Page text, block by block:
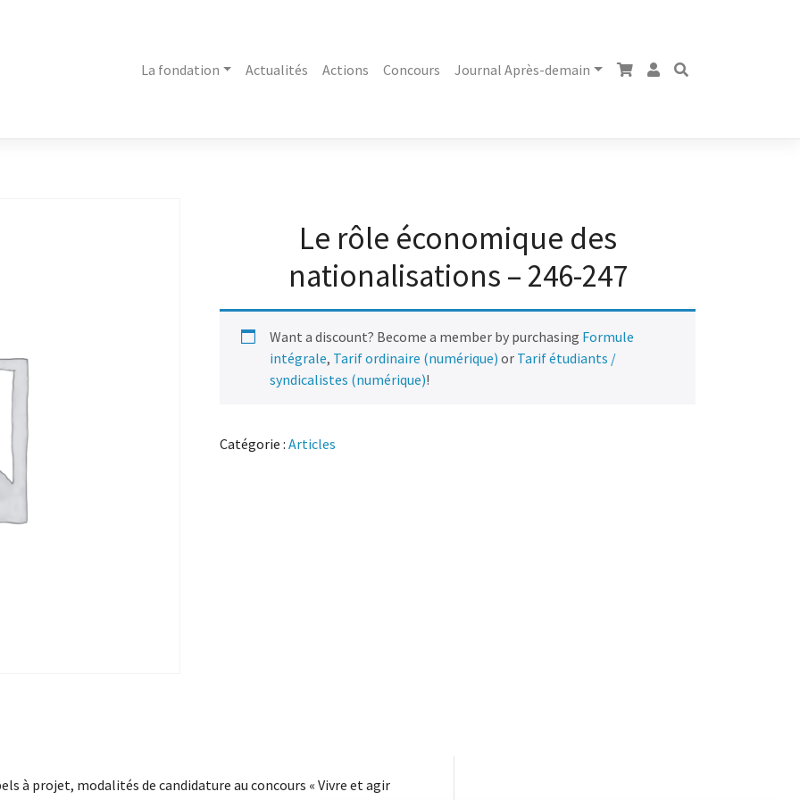
La fondation Actualités Actions Concours Journal Après-demain
Le rôle économique des
nationalisations – 246-247
Want a discount? Become a member by purchasing Formule
intégrale, Tarif ordinaire (numérique) or Tarif étudiants /
syndicalistes (numérique)!
Catégorie :Articles
à projet, modalités de candidature au concours « Vivre et agir